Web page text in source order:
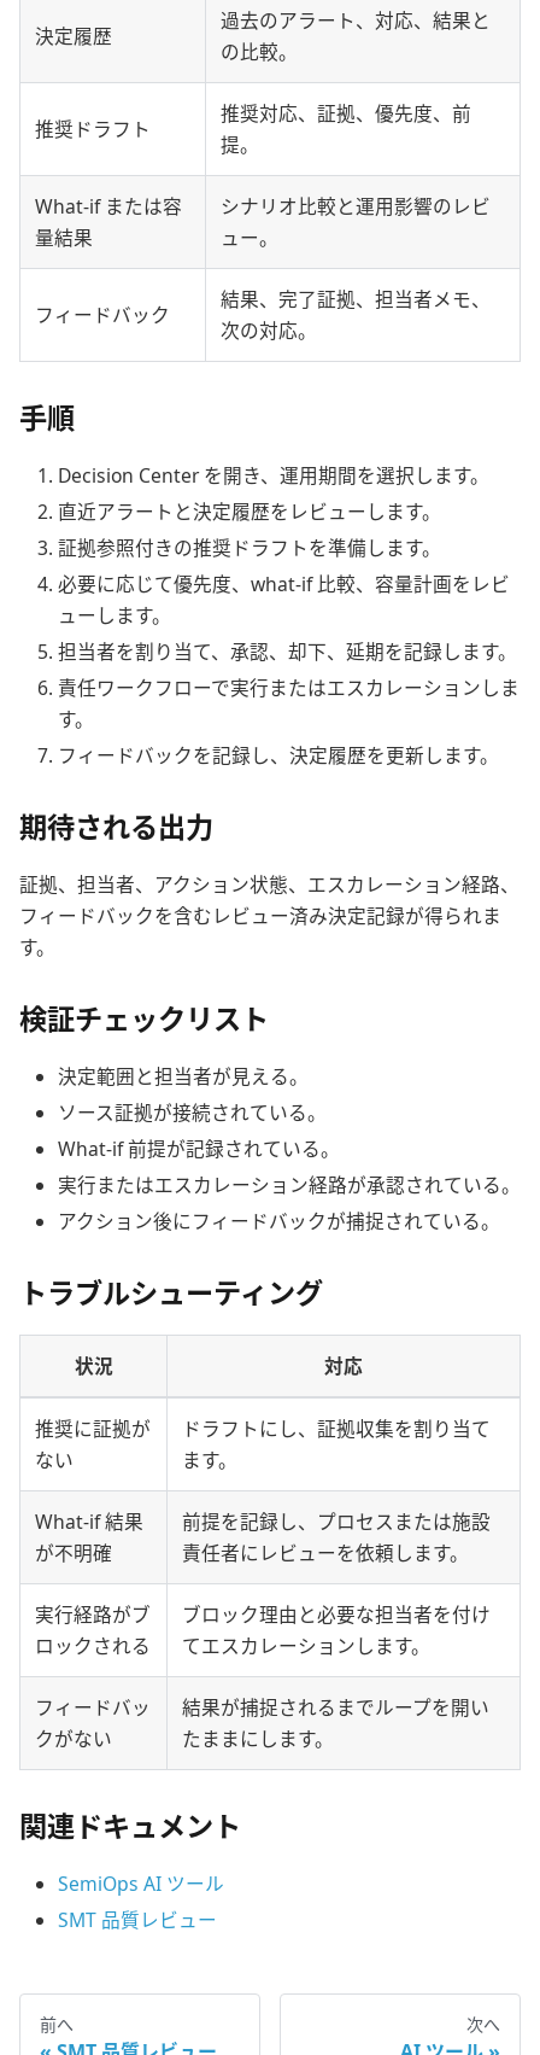
決定履歴
過去のアラート、対応、結果と
の比較。
推奨ドラフト
推奨対応、証拠、優先度、前
提。
What-if または容
量結果
シナリオ比較と運用影響のレビ
ュー。
フィードバック
結果、完了証拠、担当者メモ、
次の対応。
手順
Decision Center を開き、運用期間を選択します。
直近アラートと決定履歴をレビューします。
証拠参照付きの推奨ドラフトを準備します。
必要に応じて優先度、what-if 比較、容量計画をレビ
ューします。
担当者を割り当て、承認、却下、延期を記録します。
責任ワークフローで実行またはエスカレーションしま
す。
フィードバックを記録し、決定履歴を更新します。
期待される出力
証拠、担当者、アクション状態、エスカレーション経路、
フィードバックを含むレビュー済み決定記録が得られま
す。
検証チェックリスト
決定範囲と担当者が見える。
ソース証拠が接続されている。
What-if 前提が記録されている。
実行またはエスカレーション経路が承認されている。
アクション後にフィードバックが捕捉されている。
トラブルシューティング
状況 対応
推奨に証拠が
ない
ドラフトにし、証拠収集を割り当て
ます。
What-if 結果
が不明確
前提を記録し、プロセスまたは施設
責任者にレビューを依頼します。
実行経路がブ
ロックされる
ブロック理由と必要な担当者を付け
てエスカレーションします。
フィードバッ
クがない
結果が捕捉されるまでループを開い
たままにします。
関連ドキュメント
SemiOps AI ツール
SMT 品質レビュー
前へ 次へ